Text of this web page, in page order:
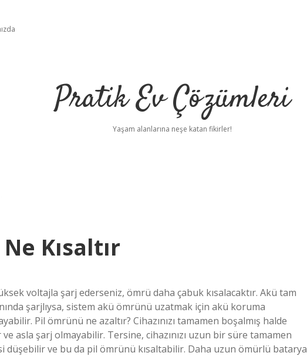
Pratik Ev Çözümleri
Yaşam alanlarına neşe katan fikirler!
Kısaltır
voltajla şarj ederseniz, ömrü daha çabuk kısalacaktır. Akü tam
şarjlıysa, sistem akü ömrünü uzatmak için akü koruma
Pil ömrünü ne azaltır? Cihazınızı tamamen boşalmış halde
asla şarj olmayabilir. Tersine, cihazınızı uzun bir süre tamamen
düşebilir ve bu da pil ömrünü kısaltabilir. Daha uzun ömürlü batarya